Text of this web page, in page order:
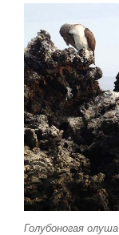
Голубоногая олуша